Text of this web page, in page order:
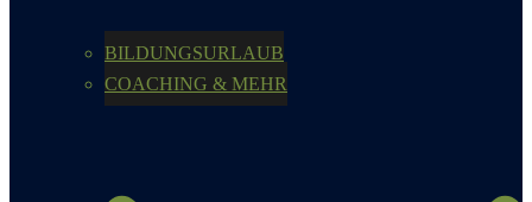
BILDUNGSURLAUB
COACHING & MEHR